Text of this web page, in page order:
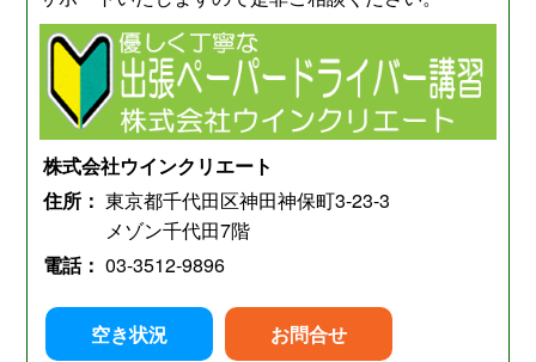
株式会社ウインクリエート
住所： 東京都千代田区神田神保町3-23-3
メゾン千代田7階
電話： 03-3512-9896
空き状況 お問合せ